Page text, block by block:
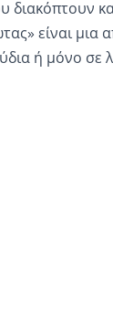
διακόπτουν
είναι μια
ή μόνο σε